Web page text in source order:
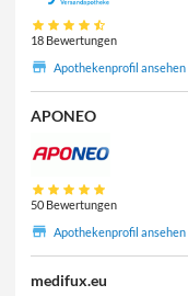
18 Bewertungen
Apothekenprofil ansehen
APONEO
50 Bewertungen
Apothekenprofil ansehen
medifux.eu